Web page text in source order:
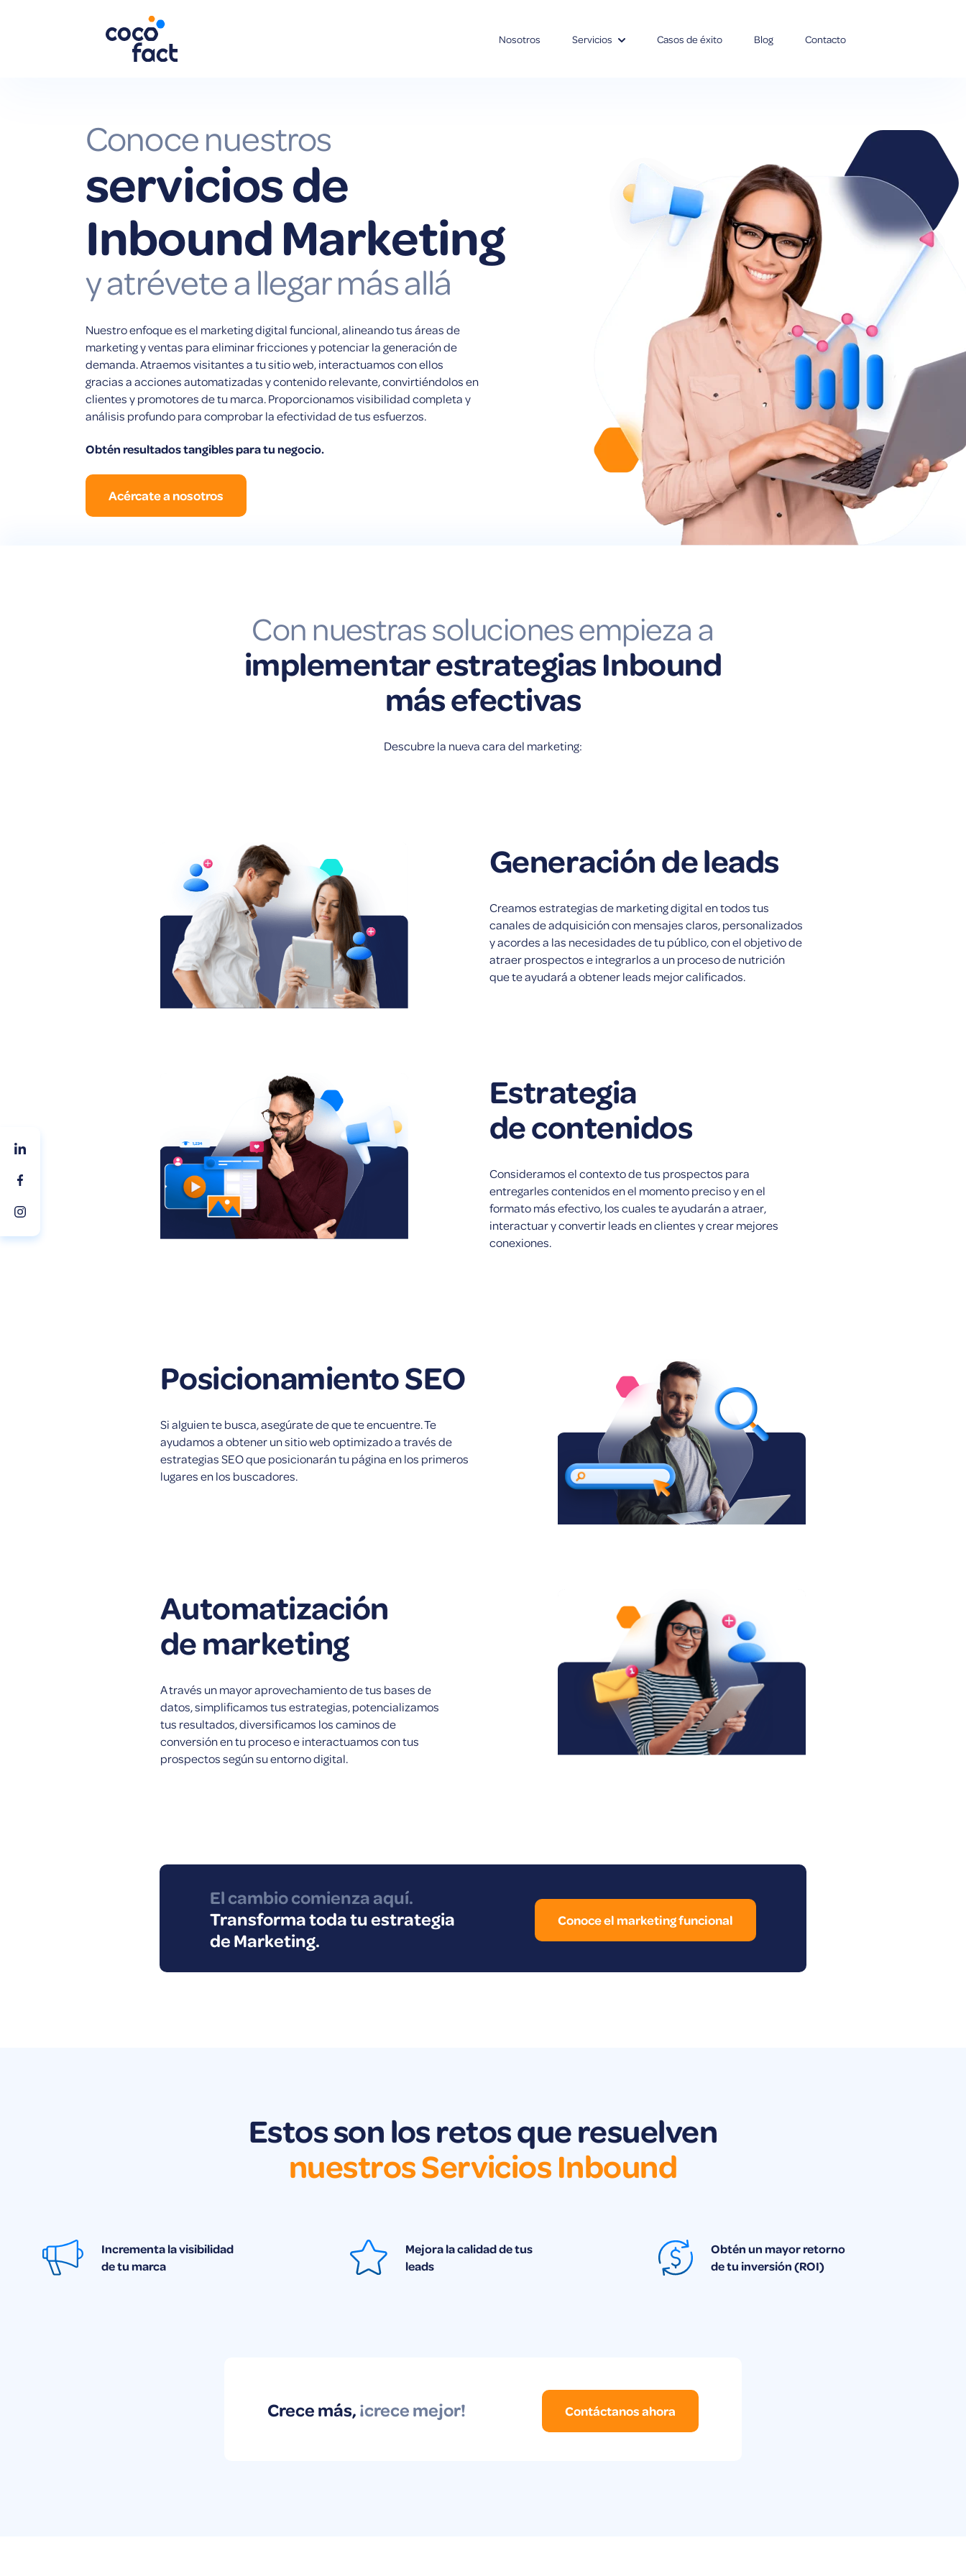
Nosotros Servicios Show submenu for Servicios
Casos de éxito Blog Contacto
Conoce nuestros
servicios de
Inbound Marketing
y atrévete a llegar más allá
Nuestro enfoque es el marketing digital funcional, alineando tus áreas de
marketing y ventas para eliminar fricciones y potenciar la generación de
demanda. Atraemos visitantes a tu sitio web, interactuamos con ellos
gracias a acciones automatizadas y contenido relevante, convirtiéndolos en
clientes y promotores de tu marca. Proporcionamos visibilidad completa y
análisis profundo para comprobar la efectividad de tus esfuerzos.
Obtén resultados tangibles para tu negocio.
Acércate a nosotros
Con nuestras soluciones empieza a
implementar estrategias Inbound
más efectivas
Descubre la nueva cara del marketing:
Generación de leads
Creamos estrategias de marketing digital en todos tus
canales de adquisición con mensajes claros, personalizados
y acordes a las necesidades de tu público, con el objetivo de
atraer prospectos e integrarlos a un proceso de nutrición
que te ayudará a obtener leads mejor calificados.
Estrategia
de contenidos
Consideramos el contexto de tus prospectos para
entregarles contenidos en el momento preciso y en el
formato más efectivo, los cuales te ayudarán a atraer,
interactuar y convertir leads en clientes y crear mejores
conexiones.
Posicionamiento SEO
Si alguien te busca, asegúrate de que te encuentre. Te
ayudamos a obtener un sitio web optimizado a través de
estrategias SEO que posicionarán tu página en los primeros
lugares en los buscadores.
Automatización
de marketing
A través un mayor aprovechamiento de tus bases de
datos, simplificamos tus estrategias, potencializamos
tus resultados, diversificamos los caminos de
conversión en tu proceso e interactuamos con tus
prospectos según su entorno digital.
El cambio comienza aquí.
Transforma toda tu estrategia
de Marketing.
Conoce el marketing funcional
Estos son los retos que resuelven
nuestros Servicios Inbound
Incrementa la visibilidad
de tu marca
Mejora la calidad de tus
leads
Obtén un mayor retorno
de tu inversión (ROI)
Crece más,¡crece mejor! Contáctanos ahora